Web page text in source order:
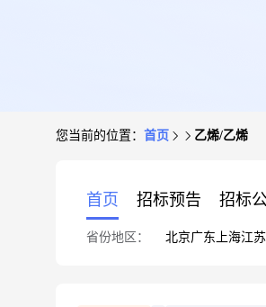
您当前的位置： 首页 乙烯/乙烯
首页 招标预告 招标
省份地区： 北京广东 上海江苏